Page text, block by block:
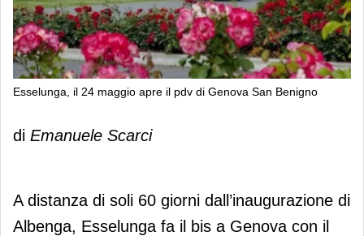
Esselunga, il 24 maggio apre il pdv di Genova San Benigno
Esselunga, il 24 maggio apre il pdv di
Genova San Benigno
di Emanuele Scarci
A distanza di soli 60 giorni dall’inaugurazione di
Albenga, Esselunga fa il bis a Genova con il